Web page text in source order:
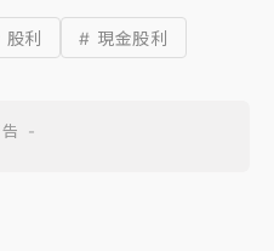
利 # 現金股利